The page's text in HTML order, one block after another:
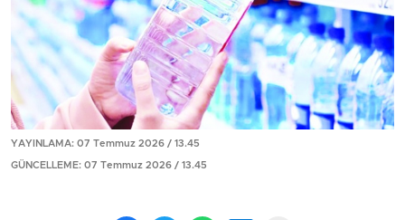
YAYINLAMA: 07 Temmuz 2026 / 13.45
GÜNCELLEME: 07 Temmuz 2026 / 13.45